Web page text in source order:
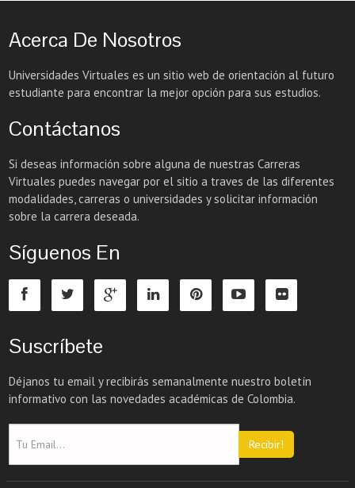
Acerca De Nosotros
Universidades Virtuales es un sitio web de orientación al futuro
estudiante para encontrar la mejor opción para sus estudios.
Contáctanos
Si deseas información sobre alguna de nuestras Carreras
Virtuales puedes navegar por el sitio a traves de las diferentes
modalidades, carreras o universidades y solicitar información
sobre la carrera deseada.
Síguenos En
Suscríbete
Déjanos tu email y recibirás semanalmente nuestro boletín
informativo con las novedades académicas de Colombia.
Recibir!